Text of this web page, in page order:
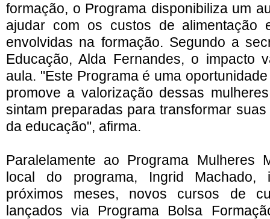
formação, o Programa disponibiliza um
ajudar com os custos de alimentação
envolvidas na formação. Segundo a
Educação, Alda Fernandes, o impacto
aula. "Este Programa é uma
promove a valorização dessas
sintam preparadas para transformar
da educação", afirma.
Paralelamente ao Programa Mulheres
local do programa, Ingrid Machado,
próximos meses, novos cursos de
lançados via Programa Bolsa